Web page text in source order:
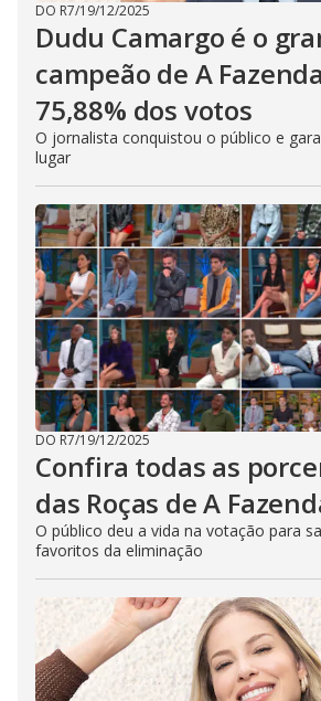
DO R7/19/12/2025
Dudu Camargo é o
campeão de A
75,88% dos votos
O jornalista conquistou o público e
lugar
DO R7/19/12/2025
Confira todas as
das Roças de A
O público deu a vida na votação para
favoritos da eliminação